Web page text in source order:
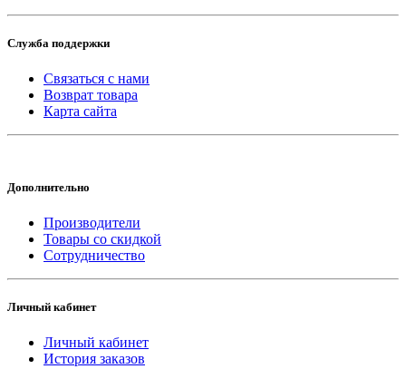
Служба поддержки
Связаться с нами
Возврат товара
Карта сайта
Дополнительно
Производители
Товары со скидкой
Сотрудничество
Личный кабинет
Личный кабинет
История заказов